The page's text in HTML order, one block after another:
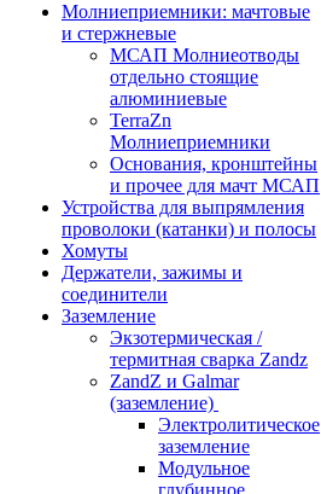
Молниеприемники: мачтовые
и стержневые
МСАП Молниеотводы
отдельно стоящие
алюминиевые
TerraZn
Молниеприемники
Основания, кронштейны
и прочее для мачт МСАП
Устройства для выпрямления
проволоки (катанки) и полосы
Хомуты
Держатели, зажимы и
соединители
Заземление
Экзотермическая /
термитная сварка Zandz
ZandZ и Galmar
(заземление)
Электролитическое
заземление
Модульное
глубинное